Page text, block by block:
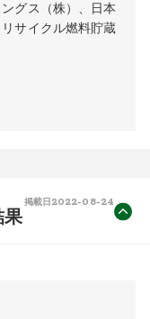
グス（株）、日本
サイクル燃料貯蔵
掲載日 2022-08-24
果